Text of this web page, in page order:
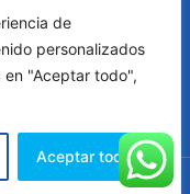
de
personalizados
"Aceptar todo",
Aceptar todo
Informatika